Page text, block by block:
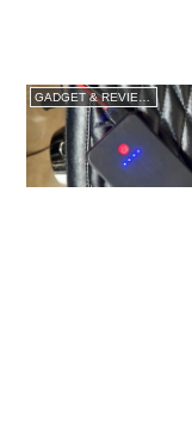
GADGET & REVIEWS